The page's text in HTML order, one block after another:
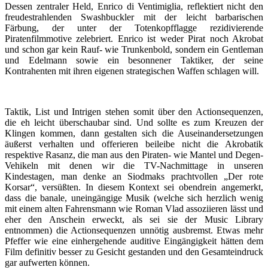
Dessen zentraler Held, Enrico di Ventimiglia, reflektiert nicht den
freudestrahlenden Swashbuckler mit der leicht barbarischen
Färbung, der unter der Totenkopfflagge rezidivierende
Piratenfilmmotive zelebriert. Enrico ist weder Pirat noch Akrobat
und schon gar kein Rauf- wie Trunkenbold, sondern ein Gentleman
und Edelmann sowie ein besonnener Taktiker, der seine
Kontrahenten mit ihren eigenen strategischen Waffen schlagen will.
Taktik, List und Intrigen stehen somit über den Actionsequenzen,
die eh leicht überschaubar sind. Und sollte es zum Kreuzen der
Klingen kommen, dann gestalten sich die Auseinandersetzungen
äußerst verhalten und offerieren beileibe nicht die Akrobatik
respektive Rasanz, die man aus den Piraten- wie Mantel und Degen-
Vehikeln mit denen wir die TV-Nachmittage in unseren
Kindestagen, man denke an Siodmaks prachtvollen „Der rote
Korsar“, versüßten. In diesem Kontext sei obendrein angemerkt,
dass die banale, uneingängige Musik (welche sich herzlich wenig
mit einem alten Fahrensmann wie Roman Vlad assoziieren lässt und
eher den Anschein erweckt, als sei sie der Music Library
entnommen) die Actionsequenzen unnötig ausbremst. Etwas mehr
Pfeffer wie eine einhergehende auditive Eingängigkeit hätten dem
Film definitiv besser zu Gesicht gestanden und den Gesamteindruck
gar aufwerten können.